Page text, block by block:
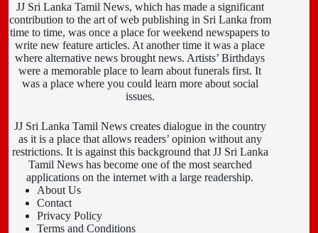
JJ Sri Lanka Tamil News, which has made a significant
contribution to the art of web publishing in Sri Lanka from
time to time, was once a place for weekend newspapers to
write new feature articles. At another time it was a place
where alternative news brought news. Artists’ Birthdays
were a memorable place to learn about funerals first. It
was a place where you could learn more about social
issues.
JJ Sri Lanka Tamil News creates dialogue in the country
as it is a place that allows readers’ opinion without any
restrictions. It is against this background that JJ Sri Lanka
Tamil News has become one of the most searched
applications on the internet with a large readership.
About Us
Contact
Privacy Policy
Terms and Conditions